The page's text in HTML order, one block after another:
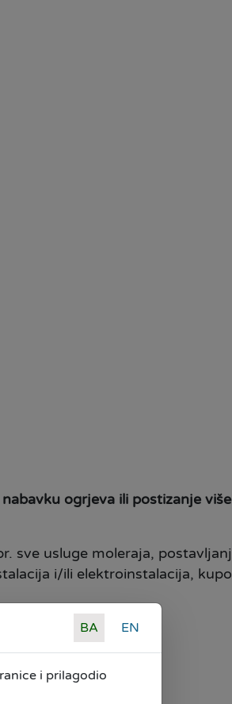
ogrjeva ili postizanje
sve usluge moleraja,
i/ili elektroinstalacija,
BA EN
i prilagodio